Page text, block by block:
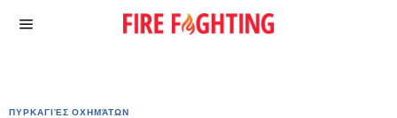
ΠΥΡΚΑΓΙΈΣ ΟΧΗΜΆΤΩΝ